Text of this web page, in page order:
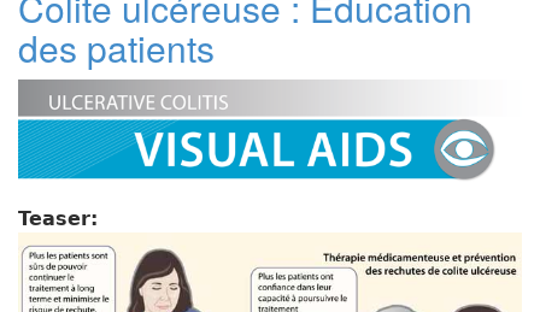
e
b
o
o
k
t
e
r
e
dI
n
e
re
st
re
t
n
s
c
m
p
des patients
Teaser: